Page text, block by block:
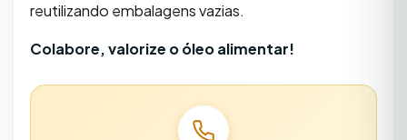
reutilizando embalagens vazias.
Colabore, valorize o óleo alimentar!